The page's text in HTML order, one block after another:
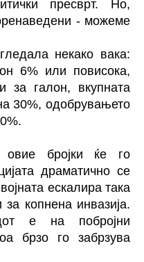
пресврт. Но,
- можеме
некако вака:
6% или повисока,
за галон, вкупната
30%, одобрувањето
овие бројки ќе го
драматично се
ескалира така
копнена инвазија.
е на побројни
брзо го забрзува